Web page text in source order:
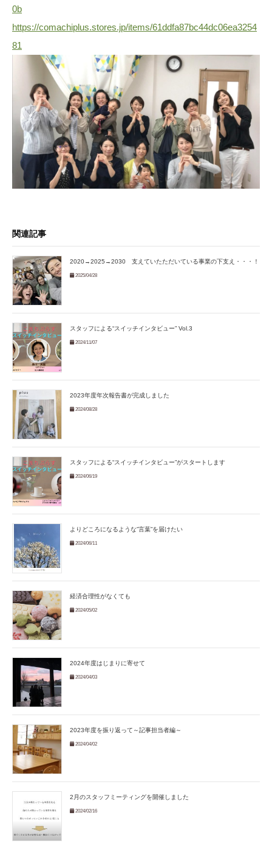
0b
https://comachiplus.stores.jp/items/61ddfa87bc44dc06ea3254
81
関連記事
2020→2025→2030 支えていたただいている事業の下支え・・・！
2025/04/28
スタッフによる“スイッチインタビュー” Vol.3
2024/11/07
2023年度年次報告書が完成しました
2024/08/28
スタッフによる“スイッチインタビュー”がスタートします
2024/06/19
よりどころになるような”言葉”を届けたい
2024/06/11
経済合理性がなくても
2024/05/02
2024年度はじまりに寄せて
2024/04/03
2023年度を振り返って～記事担当者編～
2024/04/02
2月のスタッフミーティングを開催しました
2024/02/16